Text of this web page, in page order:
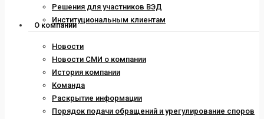
Решения для участников ВЭД
Институциональным клиентам
О компании
Новости
Новости СМИ о компании
История компании
Команда
Раскрытие информации
Порядок подачи обращений и урегулирование споров